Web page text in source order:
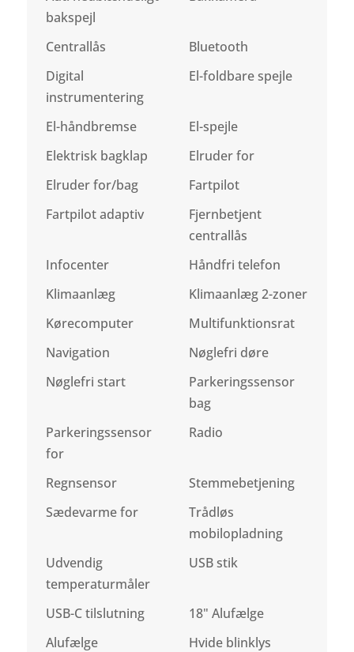
bakspejl
Centrallås
Bluetooth
Digital
instrumentering
El-foldbare spejle
El-håndbremse
El-spejle
Elektrisk bagklap
Elruder for
Elruder for/bag
Fartpilot
Fartpilot adaptiv
Fjernbetjent
centrallås
Infocenter
Håndfri telefon
Klimaanlæg
Klimaanlæg 2-zoner
Kørecomputer
Multifunktionsrat
Navigation
Nøglefri døre
Nøglefri start
Parkeringssensor
bag
Parkeringssensor
for
Radio
Regnsensor
Stemmebetjening
Sædevarme for
Trådløs
mobilopladning
Udvendig
temperaturmåler
USB stik
USB-C tilslutning
18" Alufælge
Alufælge
Hvide blinklys